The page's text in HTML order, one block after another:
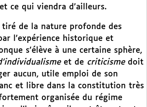
ce qui viendra d’ailleurs.
de la nature profonde des
l’expérience historique et
s’élève à une certaine sphère,
et de criticismedoit
aucun, utile emploi de son
et libre dans la constitution très
organisée du régime